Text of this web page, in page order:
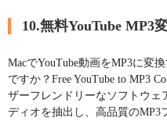
10.無料YouTube MP3
MacでYouTube動画をMP3に変
ですか？Free YouTube to MP3
ザーフレンドリーなソフトウェ
ディオを抽出し、高品質のMP3